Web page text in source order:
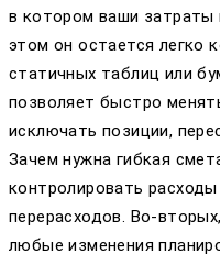
в котором ваши затраты
этом он остается легко
статичных таблиц или
позволяет быстро
исключать позиции,
Зачем нужна гибкая
контролировать
перерасходов. Во-
любые изменения